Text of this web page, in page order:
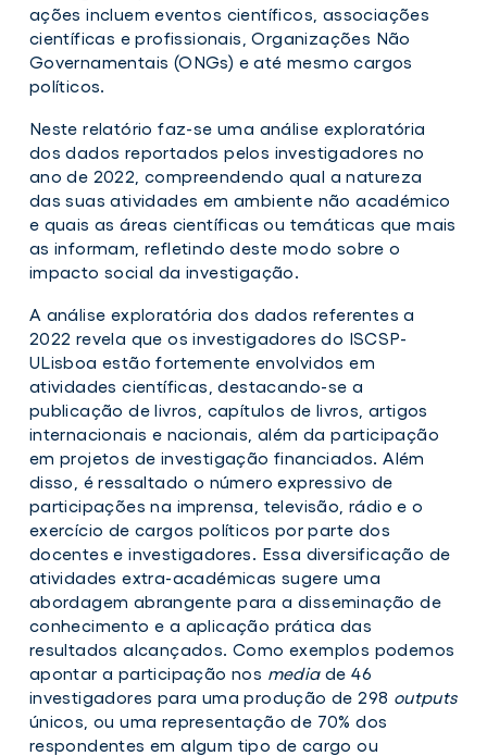
ações incluem eventos científicos, associações
científicas e profissionais, Organizações Não
Governamentais (ONGs) e até mesmo cargos
políticos.
Neste relatório faz-se uma análise exploratória
dos dados reportados pelos in­vestigadores no
ano de 2022, compreendendo qual a natureza
das suas atividades em ambiente não académico
e quais as áreas científicas ou temáticas que mais
as informam, refletindo deste modo sobre o
impacto social da investigação.
A análise exploratória dos dados referentes a
2022 revela que os investigadores do ISCSP-
ULisboa estão fortemente envolvidos em
atividades científicas, destacando-se a
publicação de livros, capítulos de livros, artigos
internacionais e nacionais, além da participação
em projetos de investigação financiados. Além
disso, é ressaltado o número expressivo de
participações na imprensa, televisão, rádio e o
exercício de cargos políticos por parte dos
docentes e investigadores. Essa diversificação de
atividades extra-académicas sugere uma
abordagem abrangente para a disseminação de
conhecimento e a aplicação prática das
resultados alcançados. Como exemplos podemos
apontar a participação nos mediade 46
investigadores para uma produção de 298 outputs
únicos, ou uma repre­sentação de 70% dos
respondentes em algum tipo de cargo ou